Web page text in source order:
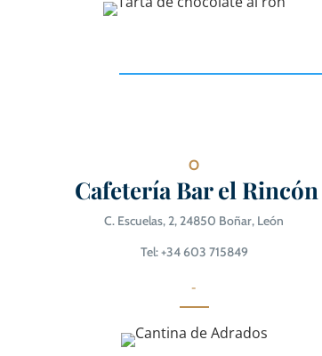
O
Cafetería Bar el Rincón
C. Escuelas, 2, 24850 Boñar, León
Tel: +34 603 715849
-